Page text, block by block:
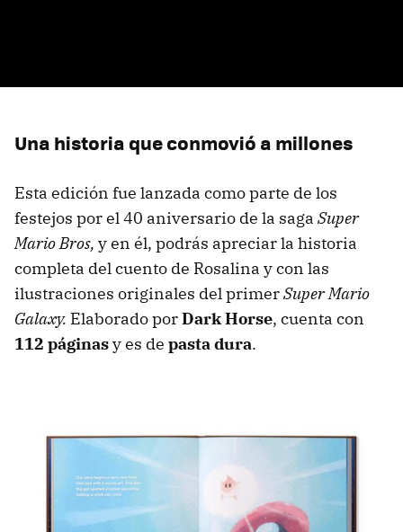
Una historia que conmovió a millones
Esta edición fue lanzada como parte de los
festejos por el 40 aniversario de la saga Super
Mario Bros, y en él, podrás apreciar la historia
completa del cuento de Rosalina y con las
ilustraciones originales del primerSuper Mario
Galaxy. Elaborado porDark Horse, cuenta con
112 páginasy es de pasta dura.